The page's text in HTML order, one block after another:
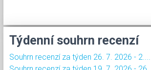
Týdenní souhrn recenzí
Souhrn recenzí za týden 26. 7. 2026 - 2....